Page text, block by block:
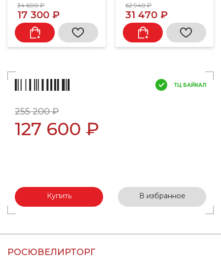
34 600 ₽
17 300 ₽
62 940 ₽
31 470 ₽
ТЦ БАЙКАЛ
255 200 ₽
127 600 ₽
Купить В избранное
РОСЮВЕЛИРТОРГ